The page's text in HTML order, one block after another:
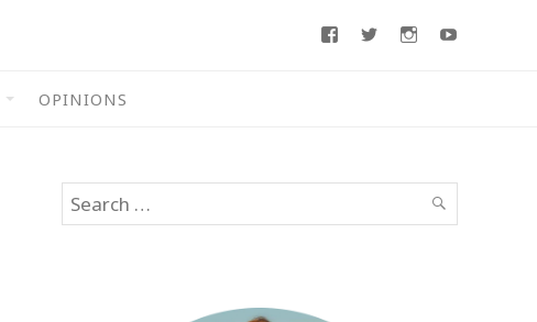
FacebookTwitterInstagram
OPINIONS
Search
for:
SEARCH